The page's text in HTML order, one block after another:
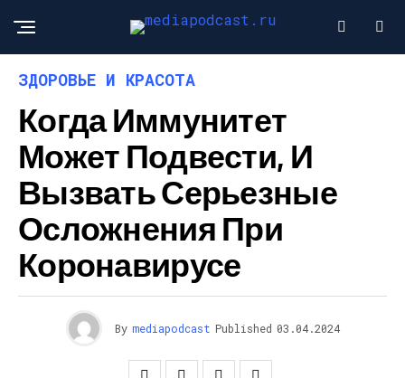
ЗДОРОВЬЕ И КРАСОТА
Когда Иммунитет
Может Подвести, И
Вызвать Серьезные
Осложнения При
Коронавирусе
By mediapodcast Published 03.04.2024